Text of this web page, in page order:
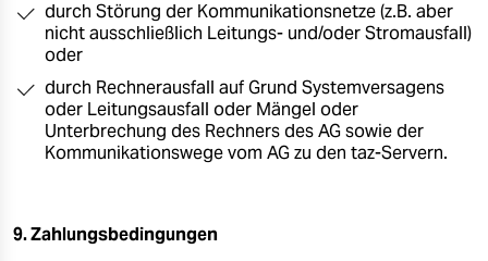
durch Störung der Kommunikationsnetze (z.B. aber
nicht ausschließlich Leitungs- und/oder Stromausfall)
oder
durch Rechnerausfall auf Grund Systemversagens
oder Leitungsausfall oder Mängel oder
Unterbrechung des Rechners des AG sowie der
Kommunikationswege vom AG zu den taz-Servern.
9. Zahlungsbedingungen